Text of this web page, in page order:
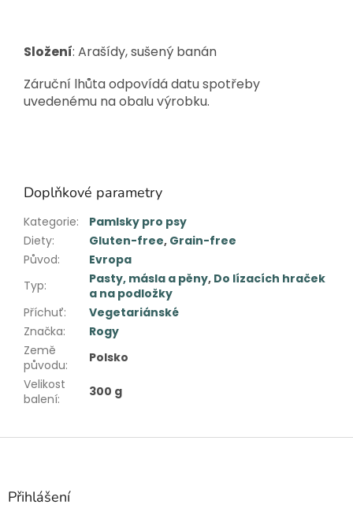
Složení: Arašídy, sušený banán
Záruční lhůta odpovídá datu spotřeby
uvedenému na obalu výrobku.
Doplňkové parametry
Kategorie:
Pamlsky pro psy
Diety: Gluten-free, Grain-free
Původ:
Evropa
Typ: Pasty, másla a pěny, Do lízacích hraček
a na podložky
Příchuť:
Vegetariánské
Značka:
Rogy
Země
původu:
Polsko
Velikost
balení: 300 g
Z
Přihlášení